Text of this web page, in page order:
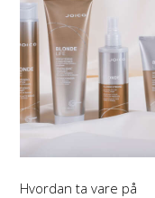
Hvordan ta vare på